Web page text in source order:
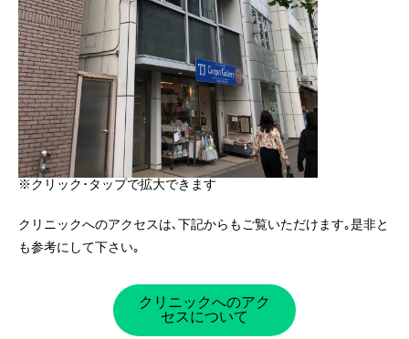
※クリック･タップで拡大できます
クリニックへのアクセスは､下記からもご覧いただけます｡是非と
も参考にして下さい｡
クリニックへのアク
セスについて